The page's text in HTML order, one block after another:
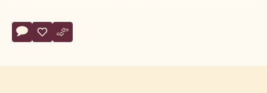
Actions
Écrire un commentaire
- CHOCOLAT BLANC - BLANC SATIN™ 29% - PISTOLES -
Sauvegarder
- CHOCOLAT BLANC - BLANC SATIN™ 29% -
Comparer
- CHOCOLAT BLANC - BLANC SATIN™ 29% -